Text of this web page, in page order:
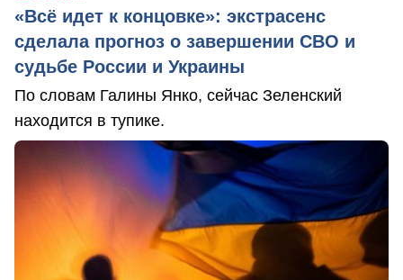
«Всё идет к концовке»: экстрасенс
сделала прогноз о завершении СВО и
судьбе России и Украины
По словам Галины Янко, сейчас Зеленский
находится в тупике.